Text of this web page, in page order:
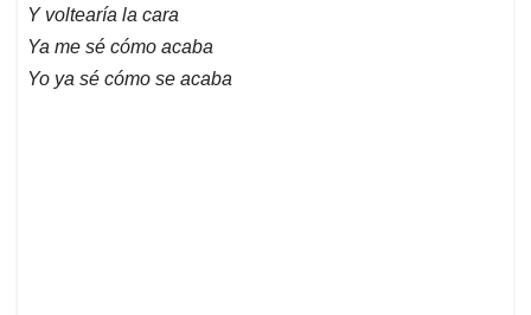
p
p
o
k
I
n
Y voltearía la cara
Ya me sé cómo acaba
Yo ya sé cómo se acaba